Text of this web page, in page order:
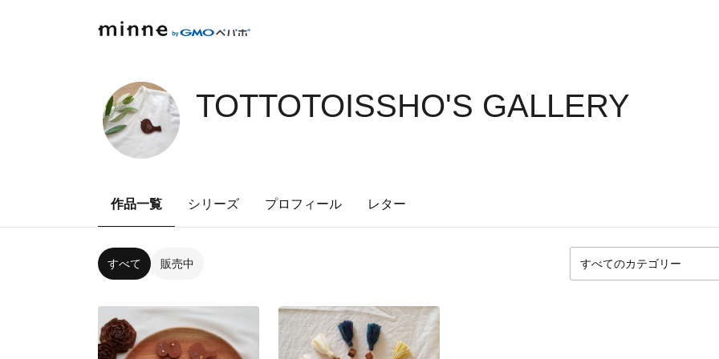
TOTTOTOISSHO'S GALLERY
作品一覧 シリーズ プロフィール レター
すべて 販売中